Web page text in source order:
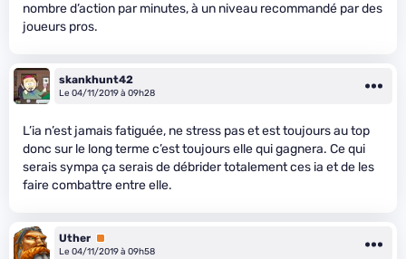
nombre d’action par minutes, à un niveau recommandé par des
joueurs pros.
skankhunt42
Le 04/11/2019 à 09h28
L’ia n’est jamais fatiguée, ne stress pas et est toujours au top
donc sur le long terme c’est toujours elle qui gagnera. Ce qui
serais sympa ça serais de débrider totalement ces ia et de les
faire combattre entre elle.
Uther Premium
Le 04/11/2019 à 09h58